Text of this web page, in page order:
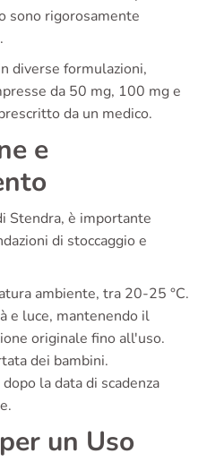
sono rigorosamente
diverse formulazioni,
da 50 mg, 100 mg e
da un medico.
e
Stendra, è importante
di stoccaggio e
ambiente, tra 20-25 °C.
e luce, mantenendo il
originale fino all'uso.
dei bambini.
la data di scadenza
un Uso